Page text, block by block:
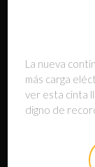
La nueva
más carga
ver esta cinta
digno de